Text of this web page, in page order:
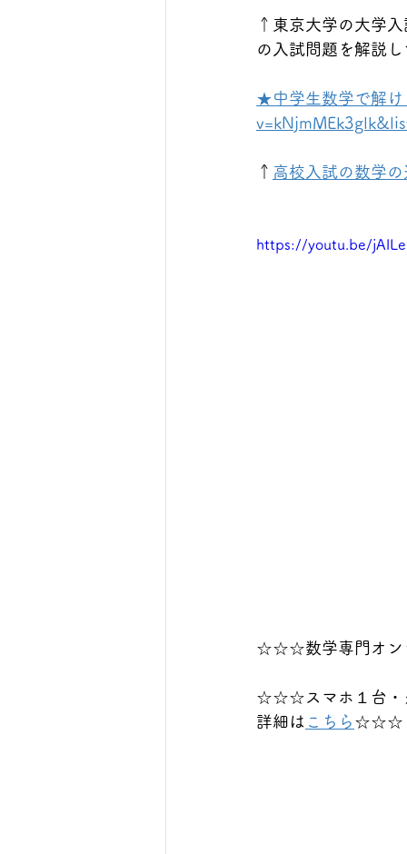
↑東京大学の大学
の入試問題を解説
★中学生数学で解
↑ 高校入試の数学
https://youtu.be/
☆☆☆数学専門オン
☆☆☆スマホ１台・
詳細は こちら ☆☆☆